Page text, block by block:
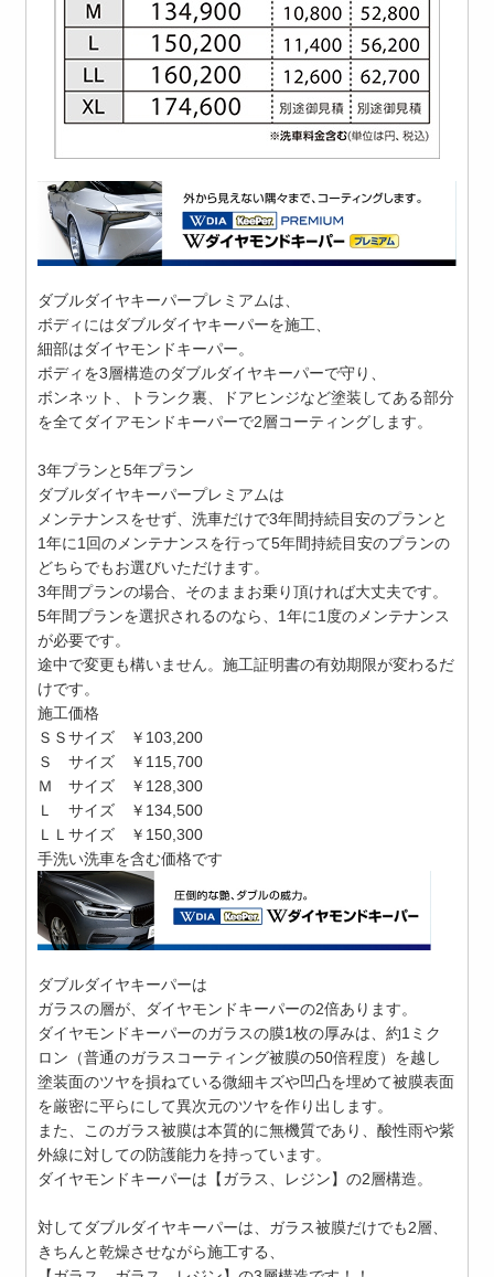
ダブルダイヤキーパープレミアムは、
ボディにはダブルダイヤキーパーを施工、
細部はダイヤモンドキーパー。
ボディを3層構造のダブルダイヤキーパーで守り、
ボンネット、トランク裏、ドアヒンジなど塗装してある部分
を全てダイアモンドキーパーで2層コーティングします。
3年プランと5年プラン
ダブルダイヤキーパープレミアムは
メンテナンスをせず、洗車だけで3年間持続目安のプランと
1年に1回のメンテナンスを行って5年間持続目安のプランの
どちらでもお選びいただけます。
3年間プランの場合、そのままお乗り頂ければ大丈夫です。
5年間プランを選択されるのなら、1年に1度のメンテナンス
が必要です。
途中で変更も構いません。施工証明書の有効期限が変わるだ
けです。
施工価格
ＳＳサイズ ￥103,200
Ｓ サイズ ￥115,700
Ｍ サイズ ￥128,300
Ｌ サイズ ￥134,500
ＬＬサイズ ￥150,300
手洗い洗車を含む価格です
ダブルダイヤキーパーは
ガラスの層が、ダイヤモンドキーパーの2倍あります。
ダイヤモンドキーパーのガラスの膜1枚の厚みは、約1ミク
ロン（普通のガラスコーティング被膜の50倍程度）を越し
塗装面のツヤを損ねている微細キズや凹凸を埋めて被膜表面
を厳密に平らにして異次元のツヤを作り出します。
また、このガラス被膜は本質的に無機質であり、酸性雨や紫
外線に対しての防護能力を持っています。
ダイヤモンドキーパーは【ガラス、レジン】の2層構造。
対してダブルダイヤキーパーは、ガラス被膜だけでも2層、
きちんと乾燥させながら施工する、